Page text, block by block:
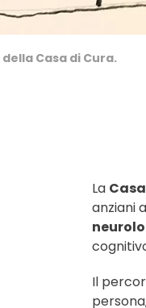
Casa di Cura.
La
anziani
Il